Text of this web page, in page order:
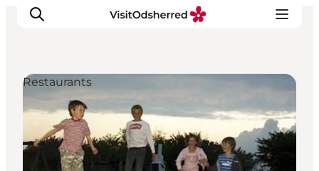
Events
Erlebnisse
Essen
Restaurants